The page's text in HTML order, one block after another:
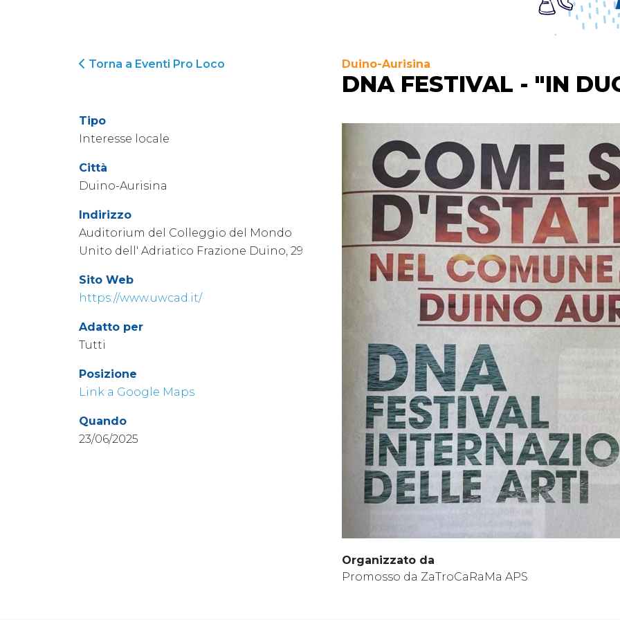
Torna a Eventi Pro Loco
Tipo
Interesse locale
Città
Duino-Aurisina
Indirizzo
Auditorium del Colleggio del Mondo
Unito dell' Adriatico Frazione Duino, 29
Sito Web
https://www.uwcad.it/
Adatto per
Tutti
Posizione
Link a Google Maps
Quando
23/06/2025
Duino-Aurisina
DNA FESTIVAL - "IN
Organizzato da
Promosso da ZaTroCaRaMa APS